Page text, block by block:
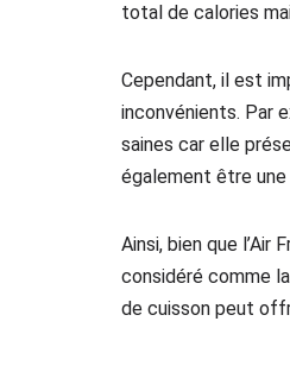
total de calories
Cependant, il est
inconvénients. Par
saines car elle
également être
Ainsi, bien que
considéré comme
de cuisson peut